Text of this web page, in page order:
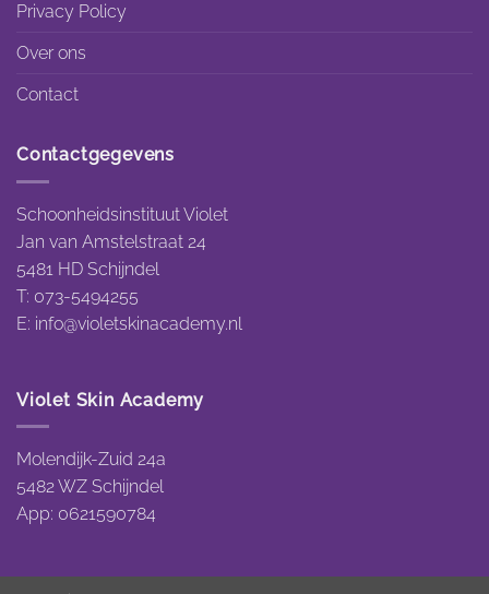
Privacy Policy
Over ons
Contact
Contactgegevens
Schoonheidsinstituut Violet
Jan van Amstelstraat 24
5481 HD Schijndel
T: 073-5494255
E: info@violetskinacademy.nl
Violet Skin Academy
Molendijk-Zuid 24a
5482 WZ Schijndel
App: 0621590784